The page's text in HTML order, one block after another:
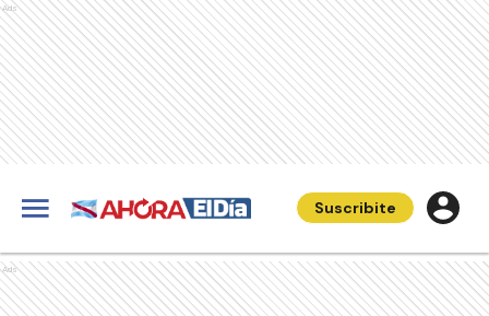
Ads
Suscribite
Ads